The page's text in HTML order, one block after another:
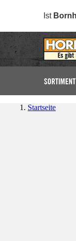
Ist
SORTIMENT
Startseite